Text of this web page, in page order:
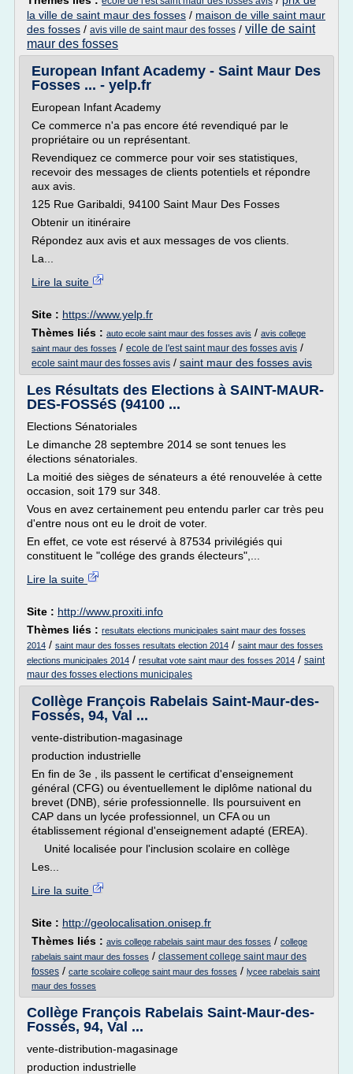
la ville de saint maur des fosses / maison de ville saint maur
des fosses / avis ville de saint maur des fosses / ville de saint
maur des fosses
European Infant Academy - Saint Maur Des
Fosses ... - yelp.fr
European Infant Academy
Ce commerce n'a pas encore été revendiqué par le
propriétaire ou un représentant.
Revendiquez ce commerce pour voir ses statistiques,
recevoir des messages de clients potentiels et répondre
aux avis.
125 Rue Garibaldi, 94100 Saint Maur Des Fosses
Obtenir un itinéraire
Répondez aux avis et aux messages de vos clients.
La...
Lire la suite
Site : https://www.yelp.fr
Thèmes liés : auto ecole saint maur des fosses avis / avis college
saint maur des fosses / ecole de l'est saint maur des fosses avis /
ecole saint maur des fosses avis / saint maur des fosses avis
Les Résultats des Elections à SAINT-MAUR-
DES-FOSSéS (94100 ...
Elections Sénatoriales
Le dimanche 28 septembre 2014 se sont tenues les
élections sénatoriales.
La moitié des sièges de sénateurs a été renouvelée à cette
occasion, soit 179 sur 348.
Vous en avez certainement peu entendu parler car très peu
d'entre nous ont eu le droit de voter.
En effet, ce vote est réservé à 87534 privilégiés qui
constituent le "collége des grands électeurs",...
Lire la suite
Site : http://www.proxiti.info
Thèmes liés : resultats elections municipales saint maur des fosses
2014 / saint maur des fosses resultats election 2014 / saint maur des fosses
elections municipales 2014 / resultat vote saint maur des fosses 2014 / saint
maur des fosses elections municipales
Collège François Rabelais Saint-Maur-des-
Fossés, 94, Val ...
vente-distribution-magasinage
production industrielle
En fin de 3e , ils passent le certificat d'enseignement
général (CFG) ou éventuellement le diplôme national du
brevet (DNB), série professionnelle. Ils poursuivent en
CAP dans un lycée professionnel, un CFA ou un
établissement régional d'enseignement adapté (EREA).
Unité localisée pour l'inclusion scolaire en collège
Les...
Lire la suite
Site : http://geolocalisation.onisep.fr
Thèmes liés : avis college rabelais saint maur des fosses / college
rabelais saint maur des fosses / classement college saint maur des
fosses / carte scolaire college saint maur des fosses / lycee rabelais saint
maur des fosses
Collège François Rabelais Saint-Maur-des-
Fossés, 94, Val ...
vente-distribution-magasinage
production industrielle